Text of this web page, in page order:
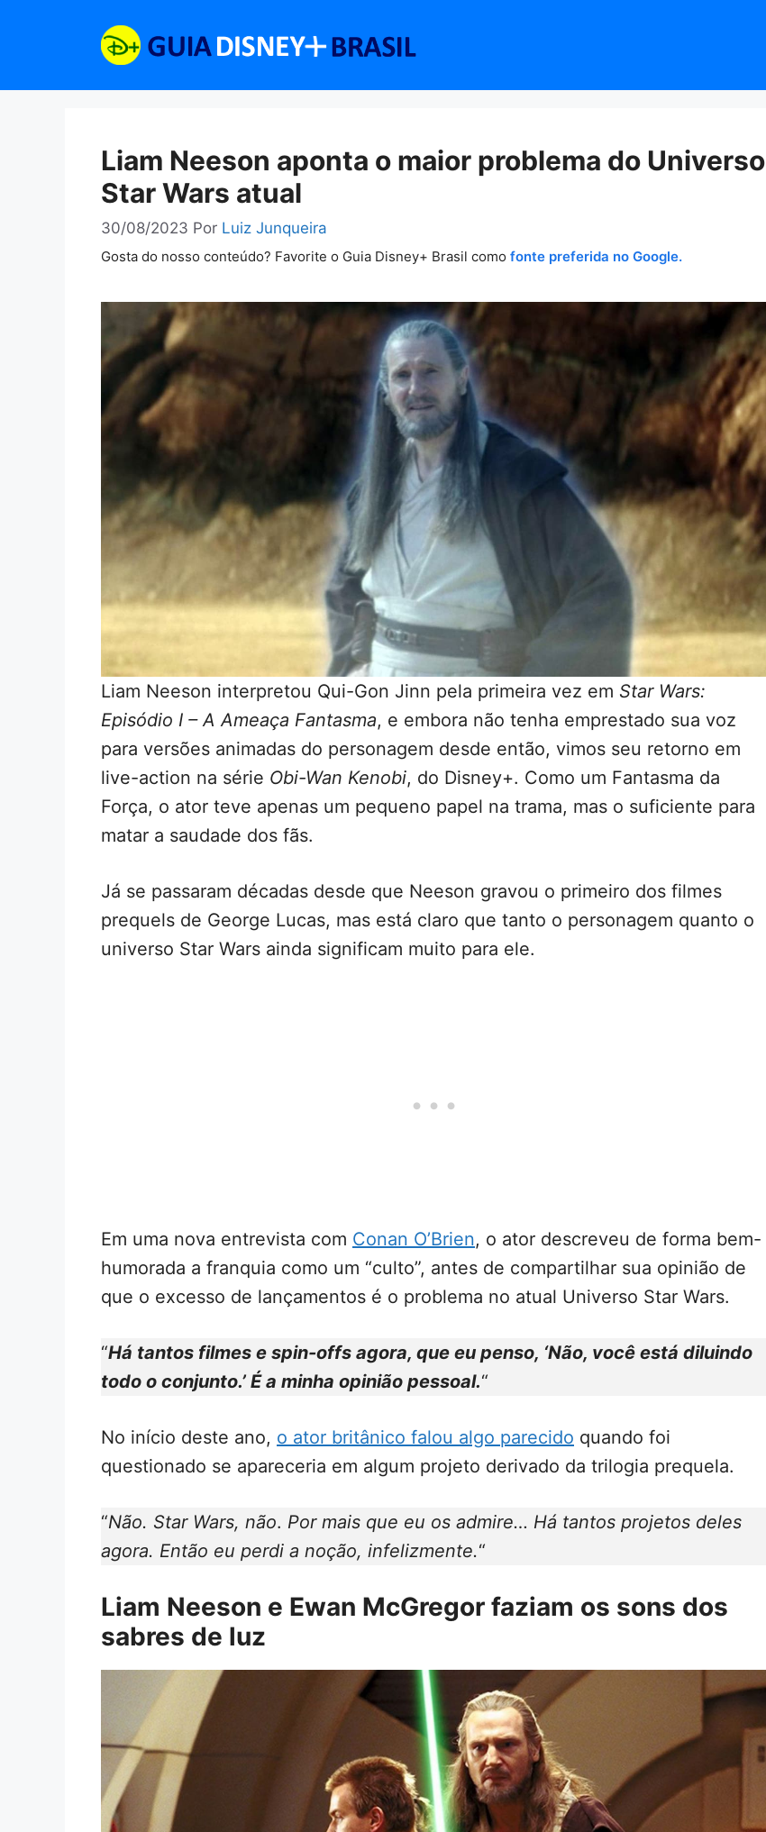
Liam Neeson aponta o maior problema do Universo
Star Wars atual
30/08/2023 Por Luiz Junqueira
Gosta do nosso conteúdo? Favorite o Guia Disney+ Brasil como fonte preferida no Google.
Liam Neeson interpretou Qui-Gon Jinn pela primeira vez em Star Wars:
Episódio I – A Ameaça Fantasma, e embora não tenha emprestado sua voz
para versões animadas do personagem desde então, vimos seu retorno em
live-action na série Obi-Wan Kenobi, do Disney+. Como um Fantasma da
Força, o ator teve apenas um pequeno papel na trama, mas o suficiente para
matar a saudade dos fãs.
Já se passaram décadas desde que Neeson gravou o primeiro dos filmes
prequels de George Lucas, mas está claro que tanto o personagem quanto o
universo Star Wars ainda significam muito para ele.
Em uma nova entrevista com Conan O’Brien, o ator descreveu de forma bem-
humorada a franquia como um “culto”, antes de compartilhar sua opinião de
que o excesso de lançamentos é o problema no atual Universo Star Wars.
“Há tantos filmes e spin-offs agora, que eu penso, ‘Não, você está diluindo
todo o conjunto.’ É a minha opinião pessoal.“
No início deste ano, o ator britânico falou algo parecido quando foi
questionado se apareceria em algum projeto derivado da trilogia prequela.
“Não. Star Wars, não. Por mais que eu os admire… Há tantos projetos deles
agora. Então eu perdi a noção, infelizmente.“
Liam Neeson e Ewan McGregor faziam os sons dos
sabres de luz